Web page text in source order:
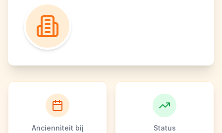
Ancienniteit bij
Status